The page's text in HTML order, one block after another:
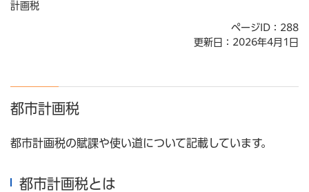
計画税
ページID：288
更新日：2026年4月1日
都市計画税
都市計画税の賦課や使い道について記載しています。
都市計画税とは